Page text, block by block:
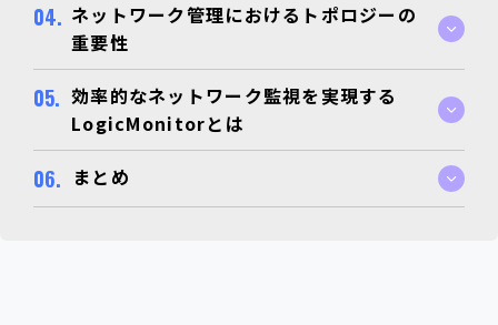
ネットワーク管理におけるトポロジーの
重要性
効率的なネットワーク監視を実現する
LogicMonitorとは
まとめ